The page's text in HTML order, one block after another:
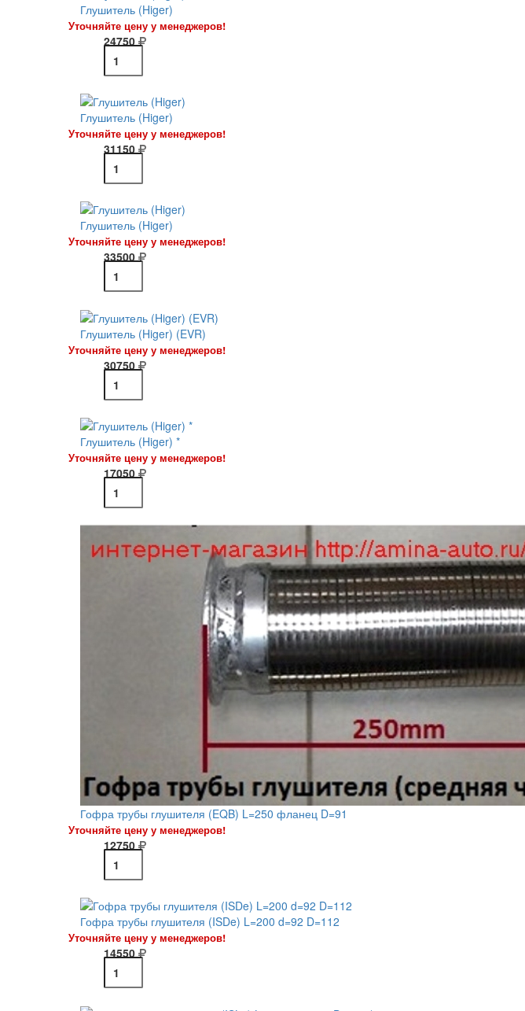
Глушитель (Higer)
Уточняйте цену у менеджеров!
24750
Глушитель (Higer)
Уточняйте цену у менеджеров!
31150
Глушитель (Higer)
Уточняйте цену у менеджеров!
33500
Глушитель (Higer) (EVR)
Уточняйте цену у менеджеров!
30750
Глушитель (Higer) *
Уточняйте цену у менеджеров!
17050
Гофра трубы глушителя (EQB) L=250 фланец D=91
Уточняйте цену у менеджеров!
12750
Гофра трубы глушителя (ISDe) L=200 d=92 D=112
Уточняйте цену у менеджеров!
14550